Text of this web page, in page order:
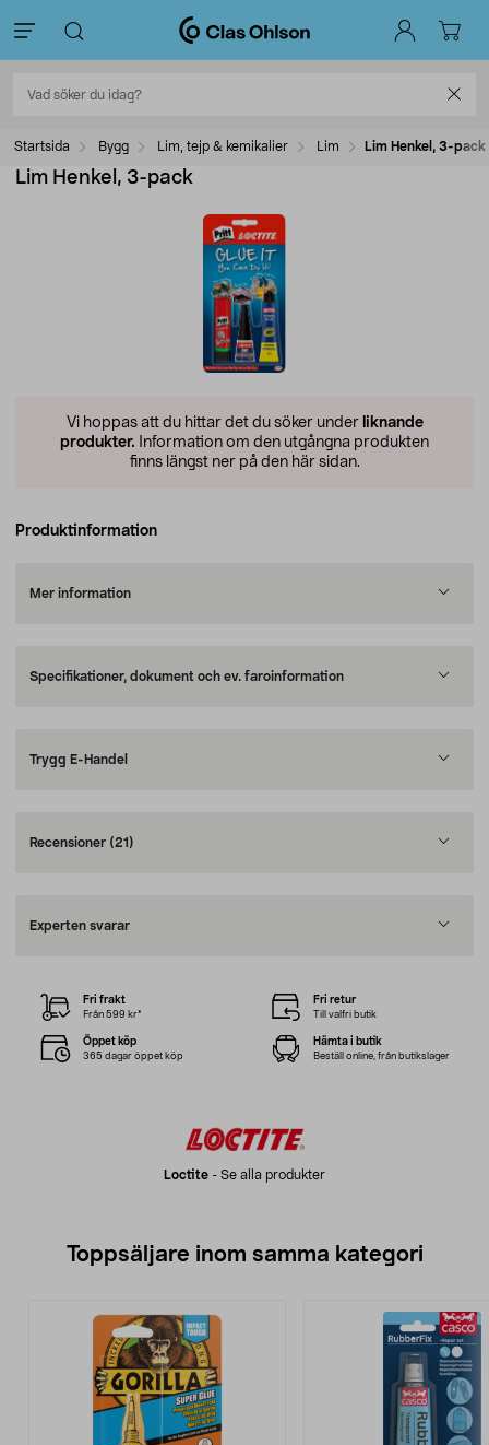
Startsida Bygg Lim, tejp & kemikalier Lim Lim Henkel, 3-pack
Lim Henkel, 3-pack
Vi hoppas att du hittar det du söker under liknande
produkter. Information om den utgångna produkten
finns längst ner på den här sidan.
Produktinformation
Mer information
Specifikationer, dokument och ev. faroinformation
Trygg E-Handel
Recensioner (21)
Experten svarar
Loctite - Se alla produkter
Fri frakt
Från 599 kr*
Fri retur
Till valfri butik
Öppet köp
365 dagar öppet köp
Hämta i butik
Beställ online, från butikslager
Toppsäljare inom samma kategori